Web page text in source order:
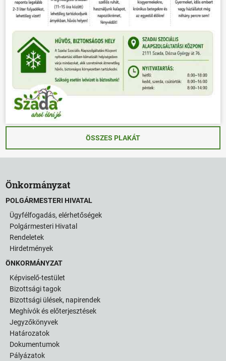
ÖSSZES PLAKÁT
Önkormányzat
POLGÁRMESTERI HIVATAL
Ügyfélfogadás, elérhetőségek
Polgármesteri Hivatal
Rendeletek
Hirdetmények
ÖNKORMÁNYZAT
Képviselő-testület
Bizottsági tagok
Bizottsági ülések, napirendek
Meghívók és előterjesztések
Jegyzőkönyvek
Határozatok
Dokumentumok
Pályázatok